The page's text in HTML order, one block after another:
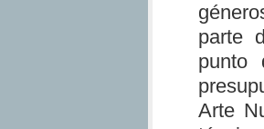
parte
punto
Arte